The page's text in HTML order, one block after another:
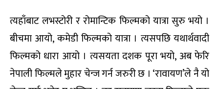
त्यहाँबाट लभस्टोरी र रोमान्टिक फिल्मको यात्रा सुरु भयो ।
बीचमा आयो, कमेडी फिल्मको यात्रा । त्यसपछि यथार्थवादी
फिल्मको धारा आयो । त्यसयता दशक पूरा भयो, अब फेरि
नेपाली फिल्मले मुहार चेन्ज गर्न जरुरी छ । ‘रावायण’ले नै यो